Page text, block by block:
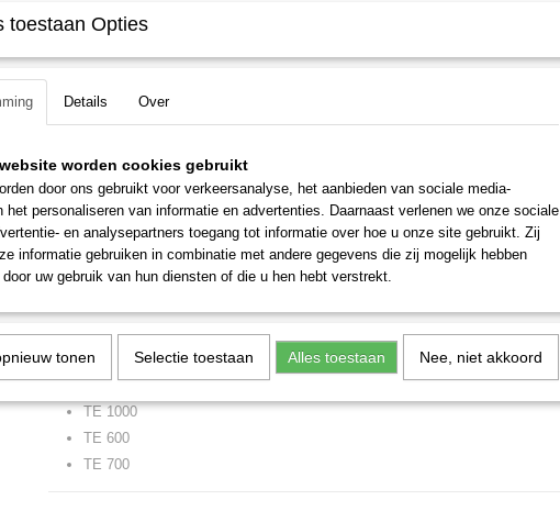
Stihl AutoCut C 6-2
2 draads maaibol
Geschikt voor 2.0 mm draad
Passend voor :
FS 38
FS 40
FS 45
FSE 60
FSE 71
FSE 81
TE 1000
TE 600
TE 700
toestaan Opties
Details Over
worden cookies gebruikt
door ons gebruikt voor verkeersanalyse, het aanbieden van sociale media-
het personaliseren van informatie en advertenties. Daarnaast verlenen we onze sociale
en analysepartners toegang tot informatie over hoe u onze site gebruikt. Zij
informatie gebruiken in combinatie met andere gegevens die zij mogelijk hebben
uw gebruik van hun diensten of die u hen hebt verstrekt.
tonen Selectie toestaan Alles toestaan Nee, niet akkoord